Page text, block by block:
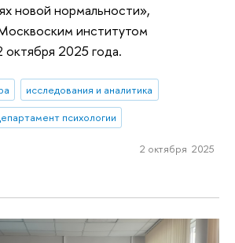
новой нормальности»,
институтом
октября 2025 года.
исследования и аналитика
психологии
2 октября 2025